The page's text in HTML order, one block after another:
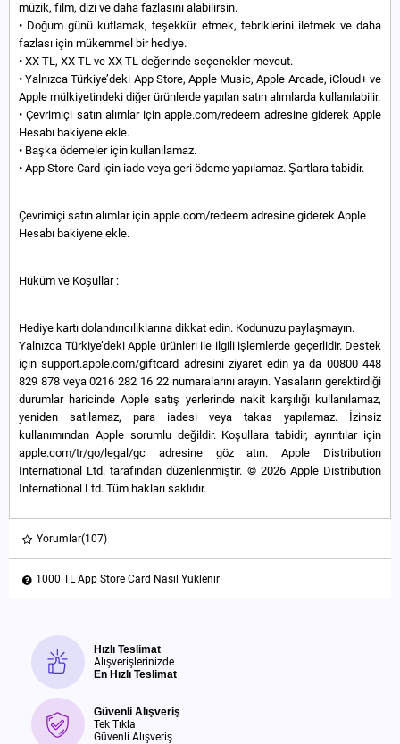
müzik, film, dizi ve daha fazlasını alabilirsin.
• Doğum günü kutlamak, teşekkür etmek, tebriklerini iletmek ve daha
fazlası için mükemmel bir hediye.
• XX TL, XX TL ve XX TL değerinde seçenekler mevcut.
• Yalnızca Türkiye’deki App Store, Apple Music, Apple Arcade, iCloud+ ve
Apple mülkiyetindeki diğer ürünlerde yapılan satın alımlarda kullanılabilir.
• Çevrimiçi satın alımlar için apple.com/redeem adresine giderek Apple
Hesabı bakiyene ekle.
• Başka ödemeler için kullanılamaz.
• App Store Card için iade veya geri ödeme yapılamaz. Şartlara tabidir.
Çevrimiçi satın alımlar için apple.com/redeem adresine giderek Apple
Hesabı bakiyene ekle.
Hüküm ve Koşullar :
Hediye kartı dolandırıcılıklarına dikkat edin. Kodunuzu paylaşmayın.
Yalnızca Türkiye’deki Apple ürünleri ile ilgili işlemlerde geçerlidir. Destek
için support.apple.com/giftcard adresini ziyaret edin ya da 00800 448
829 878 veya 0216 282 16 22 numaralarını arayın. Yasaların gerektirdiği
durumlar haricinde Apple satış yerlerinde nakit karşılığı kullanılamaz,
yeniden satılamaz, para iadesi veya takas yapılamaz. İzinsiz
kullanımından Apple sorumlu değildir. Koşullara tabidir, ayrıntılar için
apple.com/tr/go/legal/gc adresine göz atın. Apple Distribution
International Ltd. tarafından düzenlenmiştir. © 2026 Apple Distribution
International Ltd. Tüm hakları saklıdır.
Yorumlar(107)
1000 TL App Store Card Nasıl Yüklenir
Hızlı Teslimat
Alışverişlerinizde
En Hızlı Teslimat
Güvenli Alışveriş
Tek Tıkla
Güvenli Alışveriş